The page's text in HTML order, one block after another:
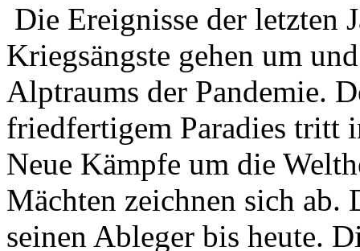
Die Ereignisse der letzten
Kriegsängste gehen um
Alptraums der Pandemie.
friedfertigem Paradies tritt
Neue Kämpfe um die
Mächten zeichnen sich
seinen Ableger bis heute.